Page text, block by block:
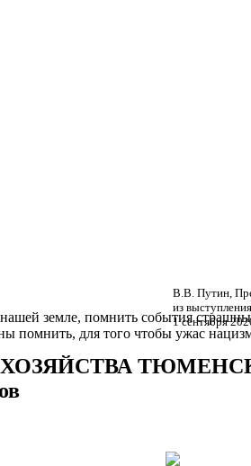
земле, помнить события
для того чтобы ужас
В.В. Путин,
из
1 сентября